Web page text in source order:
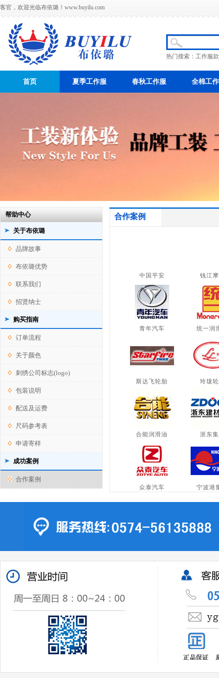
客官，欢迎光临布依璐！ www.buyilu.com
热门搜索： 工作服
首页 夏季工作服 春秋工作服 全棉工
帮助中心
关于布依璐
品牌故事
布依璐优势
联系我们
招贤纳士
购买指南
订单流程
关于颜色
刺绣公司标志(logo)
包装说明
配送及运费
尺码参考表
申请寄样
成功案例
合作案例
合作案例
中国平安 钱江
青年汽车 统一润
斯达飞轮胎 玲珑
合能润滑油 浙东
众泰汽车 宁波港